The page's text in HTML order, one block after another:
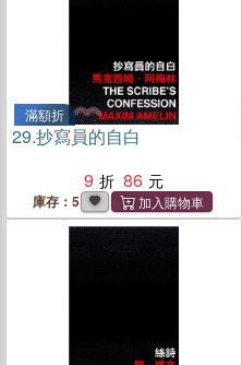
滿額折
29.抄寫員的自白
9
86
庫存：5